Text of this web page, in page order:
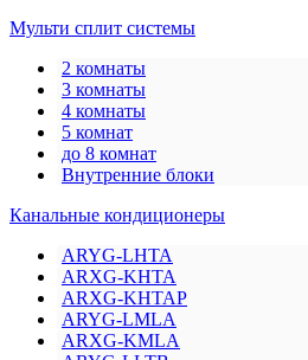
Мульти сплит системы
2 комнаты
3 комнаты
4 комнаты
5 комнат
до 8 комнат
Внутренние блоки
Канальные кондиционеры
ARYG-LHTA
ARXG-KHTA
ARXG-KHTAP
ARYG-LMLA
ARXG-KMLA